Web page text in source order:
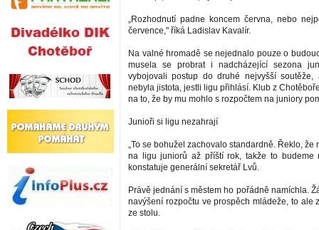
„Rozhodnutí padne koncem června, nebo
července," říká Ladislav Kavalír.
Na valné hromadě se nejednalo pouze o
musela se probrat i nadcházející sezona
vybojovali postup do druhé nejvyšší
nebyla jistota, jestli ligu přihlásí. Klub z
na to, že by mu mohlo s rozpočtem na juniory
Junioři si ligu nezahrají
„To se bohužel zachovalo standardně. Řeklo, že
na ligu juniorů až příští rok, takže to budeme
konstatuje generální sekretář Lvů.
Právě jednání s městem ho pořádně namíchla.
navýšení rozpočtu ve prospěch mládeže, to ale
ze stolu.